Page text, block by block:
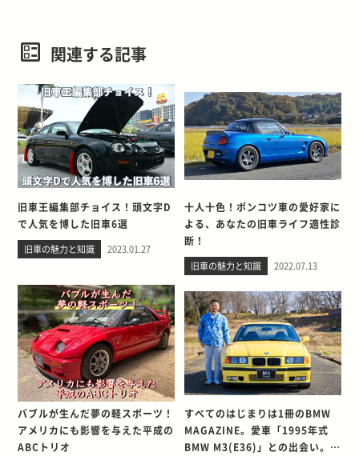
関連する記事
旧車王編集部チョイス！頭文字D
で人気を博した旧車6選
旧車の魅力と知識 2023.01.27
十人十色！ポンコツ車の愛好家に
よる、あなたの旧車ライフ適性診
断！
旧車の魅力と知識 2022.07.13
バブルが生んだ夢の軽スポーツ！
アメリカにも影響を与えた平成の
ABCトリオ
すべてのはじまりは1冊のBMW
MAGAZINE。愛車「1995年式
BMW M3(E36)」との出会い。そ